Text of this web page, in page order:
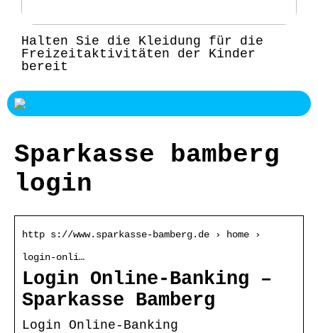
Halten Sie die Kleidung für die
Freizeitaktivitäten der Kinder
bereit
Sparkasse bamberg
login
http s://www.sparkasse-bamberg.de › home ›
login-onli…
Login Online-Banking –
Sparkasse Bamberg
Login Online-Banking